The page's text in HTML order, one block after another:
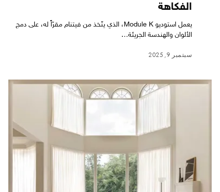
الفكاهة
يعمل استوديو Module K، الذي يتّخذ من فيتنام مقرّاً له، على دمج
الألوان والهندسة الجريئة…
سبتمبر 9, 2025